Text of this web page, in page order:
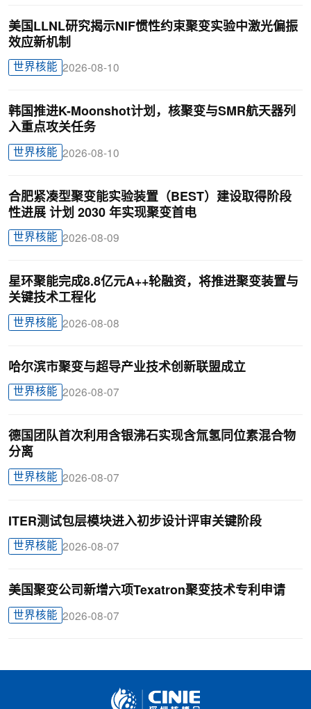
美国LLNL研究揭示NIF惯性约束聚变实验中激光偏振
效应新机制
世界核能 2026-08-10
韩国推进K-Moonshot计划，核聚变与SMR航天器列
入重点攻关任务
世界核能 2026-08-10
合肥紧凑型聚变能实验装置（BEST）建设取得阶段
性进展 计划 2030 年实现聚变首电
世界核能 2026-08-09
星环聚能完成8.8亿元A++轮融资，将推进聚变装置与
关键技术工程化
世界核能 2026-08-08
哈尔滨市聚变与超导产业技术创新联盟成立
世界核能 2026-08-07
德国团队首次利用含银沸石实现含氚氢同位素混合物
分离
世界核能 2026-08-07
ITER测试包层模块进入初步设计评审关键阶段
世界核能 2026-08-07
美国聚变公司新增六项Texatron聚变技术专利申请
世界核能 2026-08-07